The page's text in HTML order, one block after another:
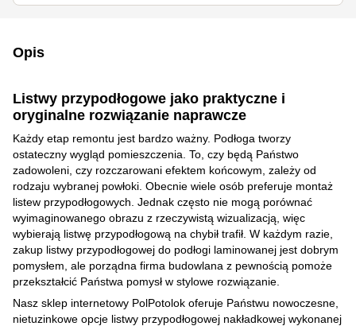
Opis
Listwy przypodłogowe jako praktyczne i
oryginalne rozwiązanie naprawcze
Każdy etap remontu jest bardzo ważny. Podłoga tworzy
ostateczny wygląd pomieszczenia. To, czy będą Państwo
zadowoleni, czy rozczarowani efektem końcowym, zależy od
rodzaju wybranej powłoki. Obecnie wiele osób preferuje montaż
listew przypodłogowych. Jednak często nie mogą porównać
wyimaginowanego obrazu z rzeczywistą wizualizacją, więc
wybierają listwę przypodłogową na chybił trafił. W każdym razie,
zakup listwy przypodłogowej do podłogi laminowanej jest dobrym
pomysłem, ale porządna firma budowlana z pewnością pomoże
przekształcić Państwa pomysł w stylowe rozwiązanie.
Nasz sklep internetowy PolPotolok oferuje Państwu nowoczesne,
nietuzinkowe opcje listwy przypodłogowej nakładkowej wykonanej